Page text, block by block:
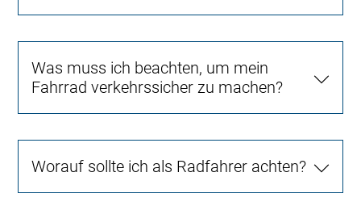
Was muss ich beachten, um mein
Fahrrad verkehrssicher zu machen?
Worauf sollte ich als Radfahrer achten?